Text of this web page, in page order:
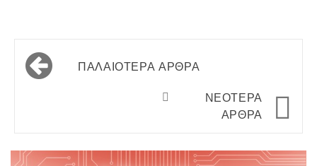
Πλοήγηση
άρθρωνΠΑΛΑΙΌΤΕΡΑ ΆΡΘΡΑ
ΝΕΌΤΕΡΑ
ΆΡΘΡΑ